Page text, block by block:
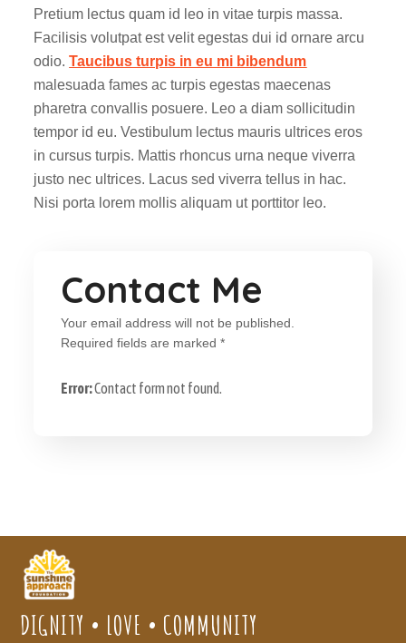
Pretium lectus quam id leo in vitae turpis massa.
Facilisis volutpat est velit egestas dui id ornare arcu
odio.Taucibus turpis in eu mi bibendum
malesuada fames ac turpis egestas maecenas
pharetra convallis posuere. Leo a diam sollicitudin
tempor id eu. Vestibulum lectus mauris ultrices eros
in cursus turpis. Mattis rhoncus urna neque viverra
justo nec ultrices. Lacus sed viverra tellus in hac.
Nisi porta lorem mollis aliquam ut porttitor leo.
Contact Me
Your email address will not be published.
Required fields are marked *
Error:Contact form not found.
DIGNITY • LOVE • COMMUNITY